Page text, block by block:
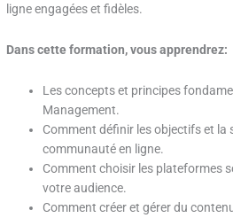
ligne engagées et fidèles.
Dans cette formation, vous apprendrez:
Les concepts et principes
Management.
Comment définir les objectifs et la
communauté en ligne.
Comment choisir les plateformes
votre audience.
Comment créer et gérer du